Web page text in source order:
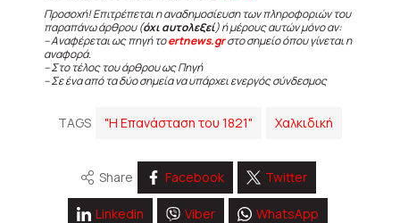
Προσοχή! Επιτρέπεται η αναδημοσίευση των πληροφοριών του
παραπάνω άρθρου (όχι αυτολεξεί) ή μέρους αυτών μόνο αν:
– Αναφέρεται ως πηγή τοertnews.grστο σημείο όπου γίνεται η
αναφορά.
– Στο τέλος του άρθρου ως Πηγή
– Σε ένα από τα δύο σημεία να υπάρχει ενεργός σύνδεσμος
TAGS "Η Επανάσταση του 1821" Χαλκιδική
Share Facebook Twitter
Linkedin Viber WhatsApp